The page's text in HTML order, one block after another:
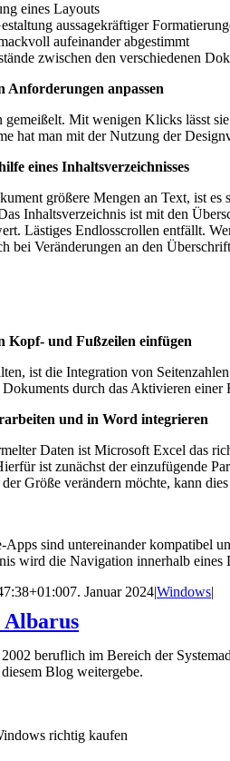
eines Layouts
aussagekräftiger
aufeinander abgestimmt
zwischen den verschiedenen
Anforderungen anpassen
Mit wenigen Klicks lässt
hat man mit der Nutzung der
eines Inhaltsverzeichnisses
größere Mengen an Text, ist
Inhaltsverzeichnis ist mit den
Lästiges Endlosscrollen entfällt.
bei Veränderungen an den
Kopf- und Fußzeilen einfügen
ist die Integration von
durch das Aktivieren
und in Word integrieren
Daten ist Microsoft Excel das
ist zunächst der einzufügende
Größe verändern möchte, kann
sind untereinander kompatibel
wird die Navigation innerhalb
7. Januar 2024|Windows|
Albarus
beruflich im Bereich der
Blog weitergebe.